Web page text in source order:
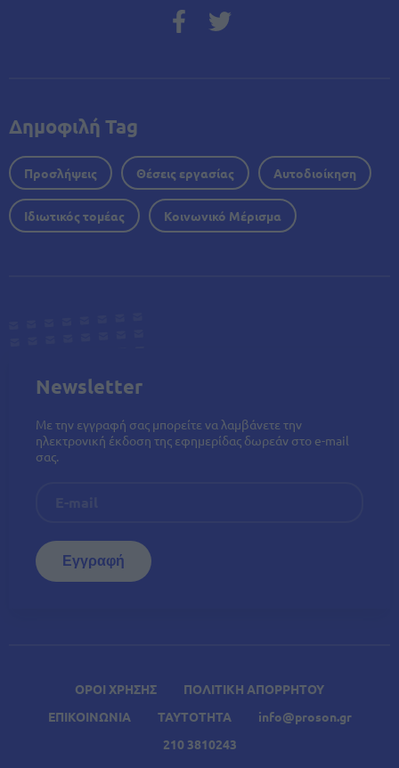
ΟΡΟΙ ΧΡΗΣΗΣ
ΠΟΛΙΤΙΚΗ ΑΠΟΡΡΗΤΟΥ
ΕΠΙΚΟΙΝΩΝΙΑ
ΤΑΥΤΟΤΗΤΑ
info@proson.gr
210 3810243
Δημοφιλή Tag
Προσλήψεις Θέσεις εργασίας Αυτοδιοίκηση
Ιδιωτικός τομέας Κοινωνικό Μέρισμα
Newsletter
Με την εγγραφή σας μπορείτε να λαμβάνετε την
ηλεκτρονική έκδοση της εφημερίδας δωρεάν στο e-mail
σας.